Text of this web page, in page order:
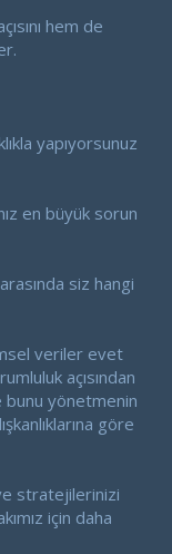
hem de
yapıyorsunuz
en büyük sorun
siz hangi
veriler evet
açısından
bunu yönetmenin
göre
stratejilerinizi
için daha